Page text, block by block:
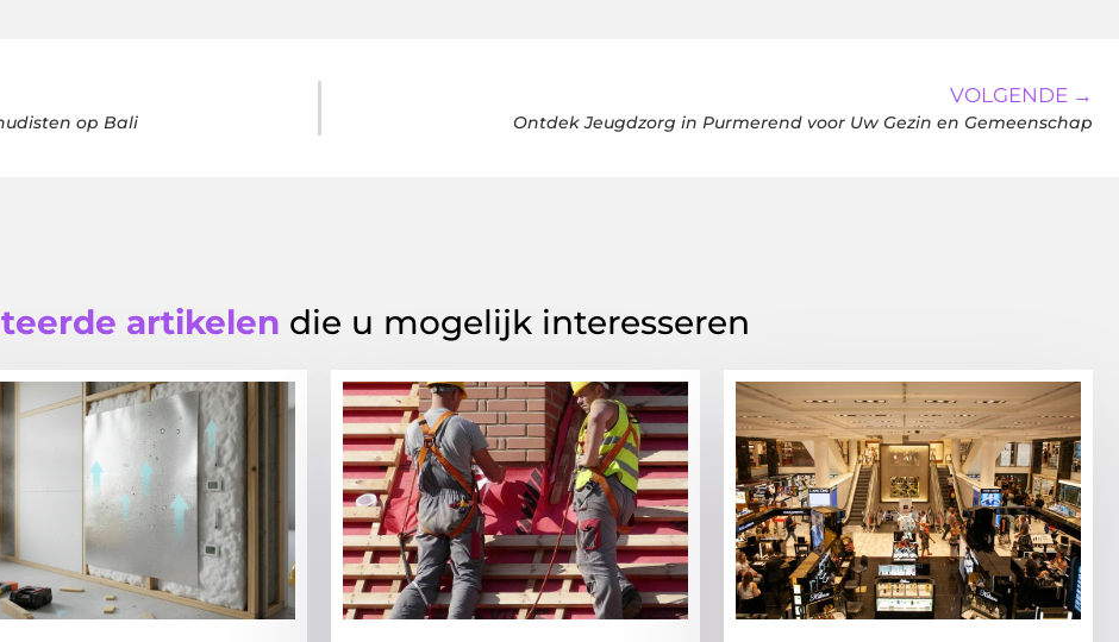
op Bali
VOLGENDE →
Ontdek Jeugdzorg in Purmerend voor Uw Gezin en Gemeenschap
artikelen die u mogelijk interesseren